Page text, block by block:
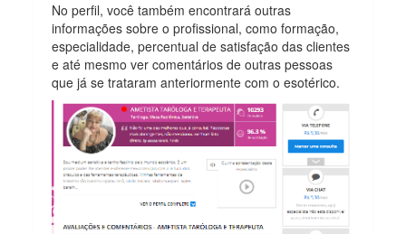
No perfil, você também encontrará outras
informações sobre o profissional, como formação,
especialidade, percentual de satisfação das clientes
e até mesmo ver comentários de outras pessoas
que já se trataram anteriormente com o esotérico.